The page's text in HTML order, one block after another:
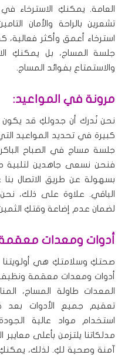
العامة. يمكنكِ الاسترخاء
تشعرين بالراحة والأمان
استرخاء أعمق وأكثر فعالية،
جلسة المساج، بل يمكنكِ
والاستمتاع بفوائد المساج.
مرونة في المواعيد:
نحن نُدرك أن جدولكِ قد يكون
كبيرة في تحديد المواعيد
جلسة مساج في الصباح
فنحن نسعى جاهدين
بسهولة عن طريق الاتصال
الباقي. علاوة على ذلك،
لضمان عدم إضاعة وقتكِ
أدوات ومعدات
صحتكِ وسلامتكِ هي
أدوات ومعدات معقمة
المعدات طاولة المساج،
تعقيم جميع الأدوات
استخدام مواد عالية
مدلكاتنا يلتزمن بأعلى
آمنة وصحية لكِ. لذلك، يمكنكِ